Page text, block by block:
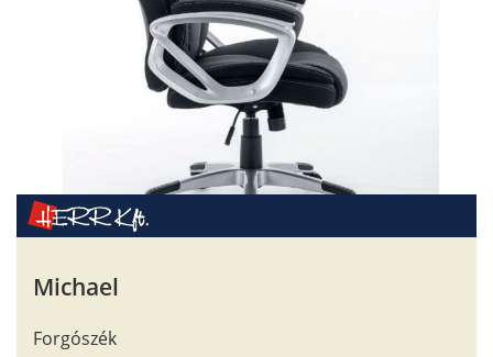
Michael
Forgószék